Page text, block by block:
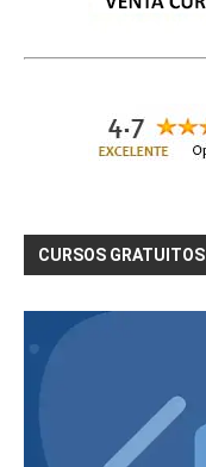
CURSOS GRATUITOS